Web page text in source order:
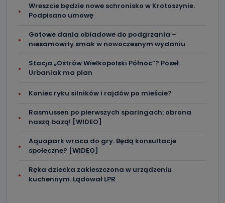
Wreszcie będzie nowe schronisko w Krotoszynie.
Podpisano umowę
Gotowe dania obiadowe do podgrzania –
niesamowity smak w nowoczesnym wydaniu
Stacja „Ostrów Wielkopolski Północ”? Poseł
Urbaniak ma plan
Koniec ryku silników i rajdów po mieście?
Rasmussen po pierwszych sparingach: obrona
naszą bazą! [WIDEO]
Aquapark wraca do gry. Będą konsultacje
społeczne? [WIDEO]
Ręka dziecka zakleszczona w urządzeniu
kuchennym. Lądował LPR